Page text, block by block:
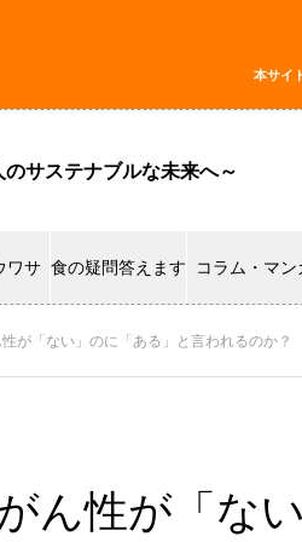
本サイ
サステナブルな未来へ～
ワサ 食の疑問答えます コラム・マン
が「ない」のに「ある」と言われるのか？
ん性が「な